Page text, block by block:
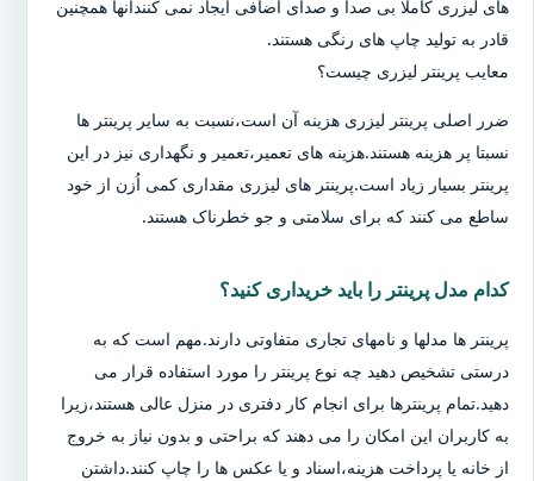
های لیزری کاملا بی صدا و صدای اضافی ایجاد نمی کنندآنها همچنین
قادر به تولید چاپ های رنگی هستند.
معایب پرینتر لیزری چیست؟
ضرر اصلی پرینتر لیزری هزینه آن است،نسبت به سایر پرینتر ها
نسبتا پر هزینه هستند.هزینه های تعمیر،تعمیر و نگهداری نیز در این
پرینتر بسیار زیاد است.پرینتر های لیزری مقداری کمی اُزن از خود
ساطع می کنند که برای سلامتی و جو خطرناک هستند.
کدام مدل پرینتر را باید خریداری کنید؟
پرینتر ها مدلها و نامهای تجاری متفاوتی دارند.مهم است که به
درستی تشخیص دهید چه نوع پرینتر را مورد استفاده قرار می
دهید.تمام پرینترها برای انجام کار دفتری در منزل عالی هستند،زیرا
به کاربران این امکان را می دهند که براحتی و بدون نیاز به خروج
از خانه یا پرداخت هزینه،اسناد و یا عکس ها را چاپ کنند.داشتن